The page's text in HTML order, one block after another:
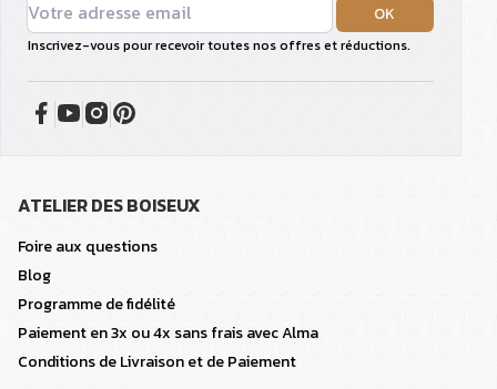
OK
Inscrivez-vous pour recevoir toutes nos offres et réductions.
ATELIER DES BOISEUX
Foire aux questions
Blog
Programme de fidélité
Paiement en 3x ou 4x sans frais avec Alma
Conditions de Livraison et de Paiement